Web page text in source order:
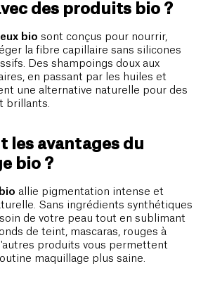
des produits bio ?
bio sont conçus pour nourrir,
la fibre capillaire sans silicones
Des shampoings doux aux
en passant par les huiles et
une alternative naturelle pour des
brillants.
les avantages du
bio ?
allie pigmentation intense et
Sans ingrédients synthétiques
de votre peau tout en sublimant
de teint, mascaras, rouges à
produits vous permettent
maquillage plus saine.